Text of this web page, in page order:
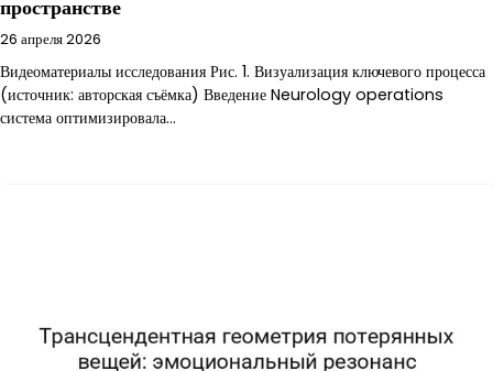
пространстве
26 апреля 2026
Видеоматериалы исследования Рис. 1. Визуализация ключевого процесса
(источник: авторская съёмка) Введение Neurology operations
система оптимизировала…